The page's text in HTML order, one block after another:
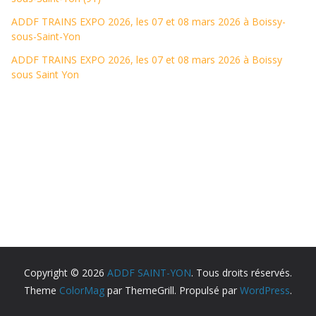
ADDF TRAINS EXPO 2026, les 07 et 08 mars 2026 à Boissy-
sous-Saint-Yon
ADDF TRAINS EXPO 2026, les 07 et 08 mars 2026 à Boissy
sous Saint Yon
Copyright © 2026 ADDF SAINT-YON. Tous droits réservés.
Theme ColorMag par ThemeGrill. Propulsé par WordPress.